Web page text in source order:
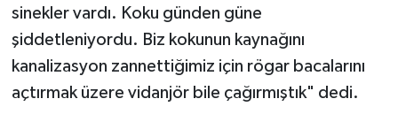
sinekler vardı. Koku günden güne
şiddetleniyordu. Biz kokunun kaynağını
kanalizasyon zannettiğimiz için rögar bacalarını
açtırmak üzere vidanjör bile çağırmıştık" dedi.